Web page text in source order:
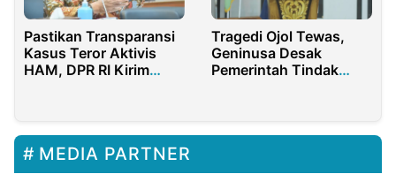
Pastikan Transparansi
Kasus Teror Aktivis
HAM, DPR RI Kirim
Tragedi Ojol Tewas,
Geninusa Desak
Pemerintah Tindak
MEDIA PARTNER